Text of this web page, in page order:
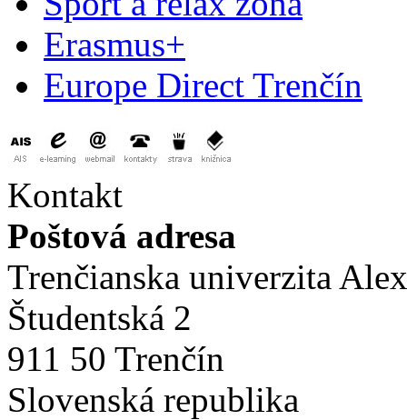
Erasmus+
Europe Direct Trenčín
Kontakt
Poštová adresa
Trenčianska univerzita
Študentská 2
911 50 Trenčín
Slovenská republika